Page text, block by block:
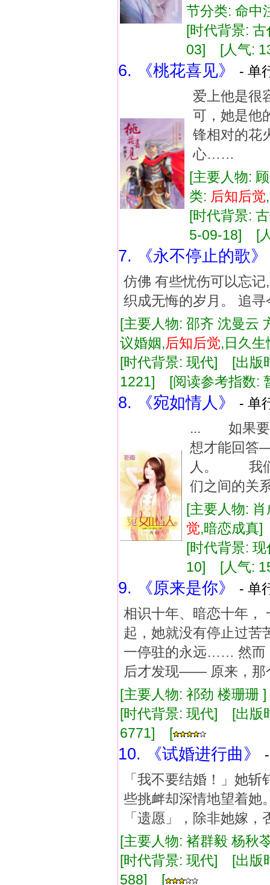
节分类: 命中
[时代背景:
03] [人气:
6. 《桃花喜见》
- 单
爱上他是很
可，她是他
锋相对的花
心……
[主要人物:
类: 后知后觉
[时代背景:
5-09-18] [
7. 《永不停止的歌》
仿佛 有些忧伤可以忘
织成无悔的岁月。 追
[主要人物: 邵齐 沈曼
议婚姻,后知后觉,日久
[时代背景: 现代] [出
1221] [阅读参考指数:
8. 《宛如情人》
- 单
... 如果要
想才能回
人。 我
们之间的关
[主要人物:
觉,暗恋成
[时代背景:
10] [人气:
9. 《原来是你》
- 单
相识十年、暗恋十年，
起，她就没有停止过苦
一停驻的永远…… 然而
后才发现—— 原来，
[主要人物: 祁劲 楼珊
[时代背景: 现代] [出
6771] [
10. 《试婚进行曲》
「我不要结婚！」她
些挑衅却深情地望着她
「遗愿」，除非她嫁
[主要人物: 褚群毅 杨
[时代背景: 现代] [出
588] [